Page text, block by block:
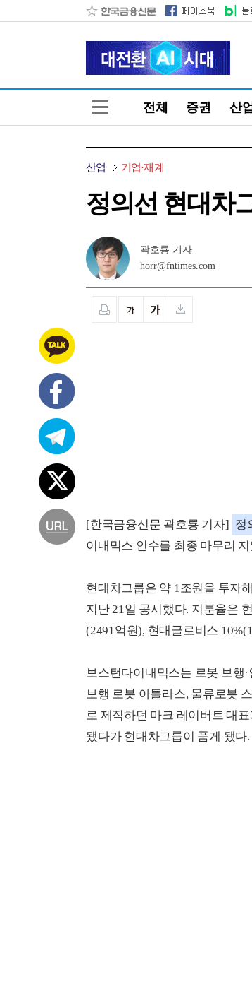
전체 증권 산업
산업 기업·재계
정의선 현대차
곽호룡 기자
horr@fntimes.com
[한국금융신문 곽호룡 기자] 정
이내믹스 인수를 최종 마무리 지
현대차그룹은 약 1조원을 투자
지난 21일 공시했다. 지분율은
(2491억원), 현대글로비스
보스턴다이내믹스는 로봇 보행
보행 로봇 아틀라스, 물류로봇
로 제직하던 마크 레이버트 대
됐다가 현대차그룹이 품게 됐다.